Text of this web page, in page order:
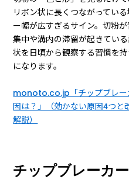
リボン状に長くつながってい
ー幅が広すぎるサイン。切粉
集中や溝内の滞留が起きてい
状を日頃から観察する習慣を
になります。
monoto.co.jp「チップブレー
因は？」（効かない原因4つと
解説）
チップブレーカ